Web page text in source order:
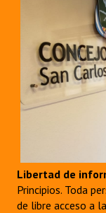
Libertad de
Principios. Toda
de libre acceso a